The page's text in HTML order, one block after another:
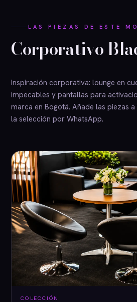
LAS PIEZAS DE ESTE
Corporativo
Inspiración corporativa: lounge en
impecables y pantallas para
marca en Bogotá. Añade las piezas a
la selección por WhatsApp.
COLECCIÓN